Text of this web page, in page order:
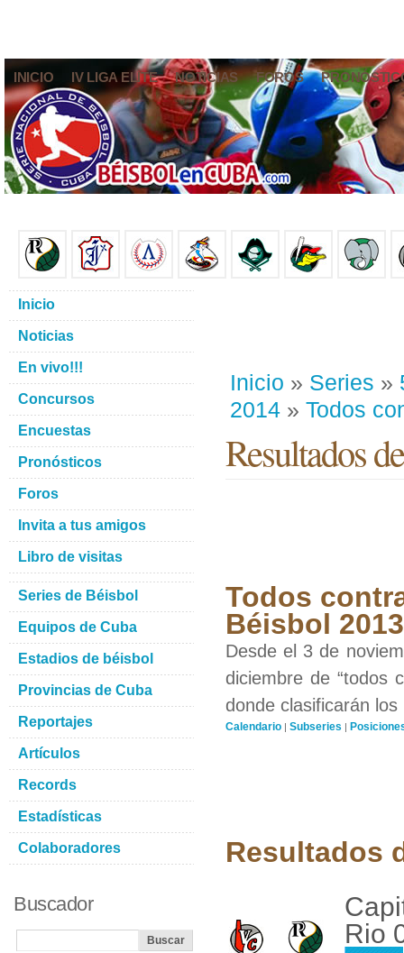
INICIO IV LIGA ELITE NOTICIAS FOROS
Inicio » Series »
2014 » Todos
Resultados
Todos
Béisbol
Desde el 3 de
diciembre de “todos
donde clasificarán
Calendario | Subseries |
Resultados
Rio
Inicio
Noticias
En vivo!!!
Concursos
Encuestas
Pronósticos
Foros
Invita a tus amigos
Libro de visitas
Series de Béisbol
Equipos de Cuba
Estadios de béisbol
Provincias de Cuba
Reportajes
Artículos
Records
Estadísticas
Colaboradores
Buscador